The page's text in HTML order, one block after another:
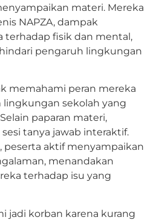
materi. Mereka
NAPZA, dampak
terhadap fisik dan mental,
pengaruh lingkungan
memahami peran mereka
sekolah yang
paparan materi,
tanya jawab interaktif.
peserta aktif menyampaikan
menandakan
terhadap isu yang
jadi korban karena kurang